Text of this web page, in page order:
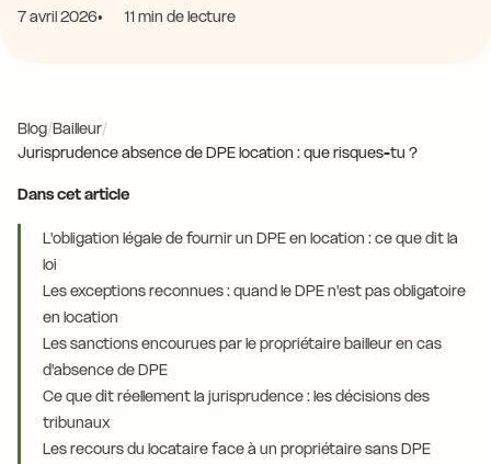
7 avril 2026 11 min de lecture
Blog/Bailleur/
Jurisprudence absence de DPE location : que risques-tu ?
Dans cet article
L'obligation légale de fournir un DPE en location : ce que dit la
loi
Les exceptions reconnues : quand le DPE n'est pas obligatoire
en location
Les sanctions encourues par le propriétaire bailleur en cas
d'absence de DPE
Ce que dit réellement la jurisprudence : les décisions des
tribunaux
Les recours du locataire face à un propriétaire sans DPE